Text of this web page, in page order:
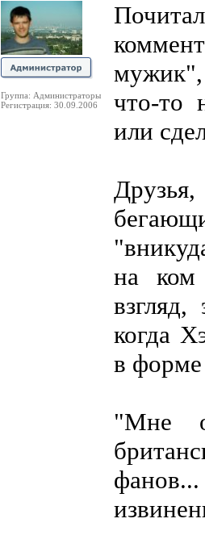
Группа: Администраторы
Регистрация: 30.09.2006
что-то
или
на ком
когда
в
"Мне